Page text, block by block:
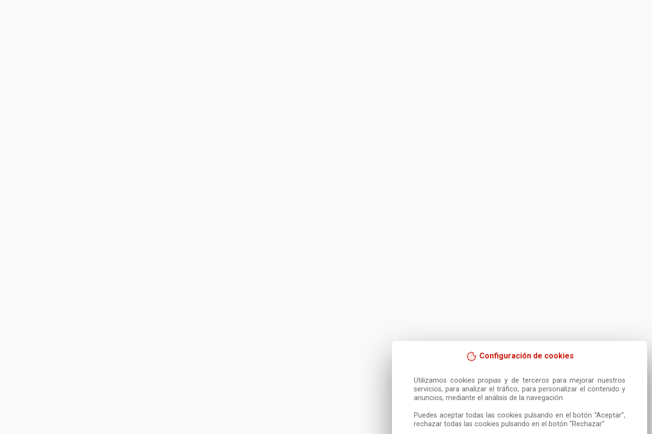
Configuración de cookies
Utilizamos cookies propias y de terceros para mejorar nuestros
servicios, para analizar el tráfico, para personalizar el contenido y
anuncios, mediante el análisis de la navegación.
Puedes aceptar todas las cookies pulsando en el botón “Aceptar”,
rechazar todas las cookies pulsando en el botón “Rechazar”